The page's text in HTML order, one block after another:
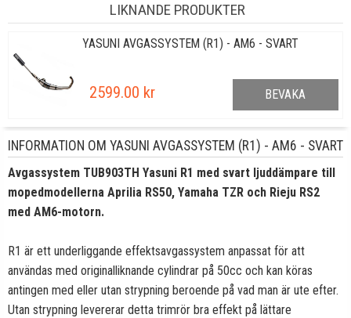
LIKNANDE PRODUKTER
YASUNI AVGASSYSTEM (R1) - AM6 - SVART
2599.00 kr BEVAKA
INFORMATION OM YASUNI AVGASSYSTEM (R1) - AM6 - SVART
Avgassystem TUB903TH Yasuni R1 med svart ljuddämpare till
mopedmodellerna Aprilia RS50, Yamaha TZR och Rieju RS2
med AM6-motorn.
R1 är ett underliggande effektsavgassystem anpassat för att
användas med originalliknande cylindrar på 50cc och kan köras
antingen med eller utan strypning beroende på vad man är ute efter.
Utan strypning levererar detta trimrör bra effekt på lättare